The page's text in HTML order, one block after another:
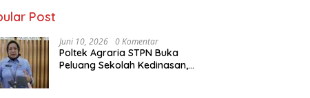
Post
Juni 10, 2026 0 Komentar
Poltek Agraria STPN Buka
Peluang Sekolah Kedinasan,